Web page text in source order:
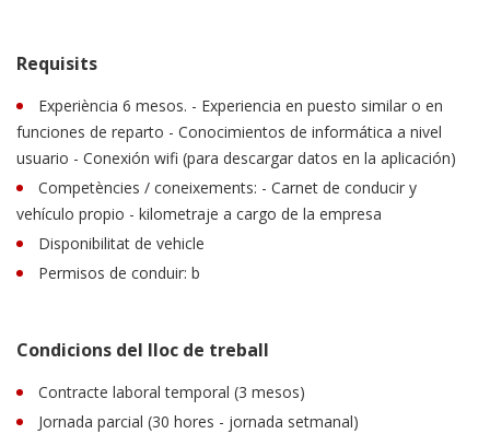
Requisits
Experiència 6 mesos. - Experiencia en puesto similar o en
funciones de reparto - Conocimientos de informática a nivel
usuario - Conexión wifi (para descargar datos en la aplicación)
Competències / coneixements: - Carnet de conducir y
vehículo propio - kilometraje a cargo de la empresa
Disponibilitat de vehicle
Permisos de conduir: b
Condicions del lloc de treball
Contracte laboral temporal (3 mesos)
Jornada parcial (30 hores - jornada setmanal)